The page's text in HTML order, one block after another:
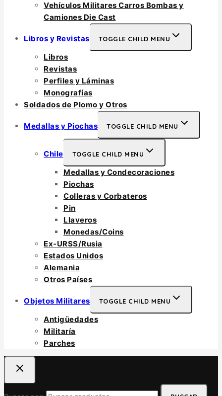
Vehículos Militares Carros Bombas y
Camiones Die Cast
Libros y Revistas TOGGLE CHILD MENU
Libros
Revistas
Perfiles y Láminas
Monografías
Soldados de Plomo y Otros
Medallas y Piochas TOGGLE CHILD MENU
Chile TOGGLE CHILD MENU
Medallas y Condecoraciones
Piochas
Colleras y Corbateros
Pin
Llaveros
Monedas/Coins
Ex-URSS/Rusia
Estados Unidos
Alemania
Otros Países
Objetos Militares TOGGLE CHILD MENU
Antigüedades
Militaría
Parches